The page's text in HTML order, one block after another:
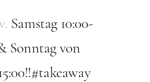
Samstag 10:00-
Sonntag von